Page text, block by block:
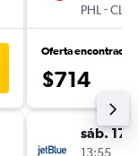
PHL -CLO
Oferta encontrada
$714
sáb. 17/
13:55